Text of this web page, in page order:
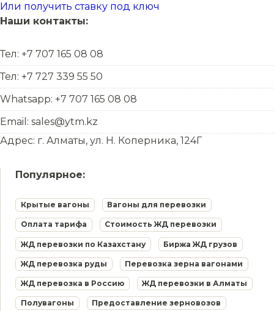
Или получить ставку под ключ
Наши контакты:
Тел: +7 707 165 08 08
Тел: +7 727 339 55 50
Whatsapp: +7 707 165 08 08
Email: sales@ytm.kz
Адрес: г. Алматы, ул. Н. Коперника, 124Г
Популярное:
Крытые вагоны Вагоны для перевозки
Оплата тарифа Стоимость ЖД перевозки
ЖД перевозки по Казахстану Биржа ЖД грузов
ЖД перевозка руды Перевозка зерна вагонами
ЖД перевозка в Россию ЖД перевозки в Алматы
Полувагоны Предоставление зерновозов